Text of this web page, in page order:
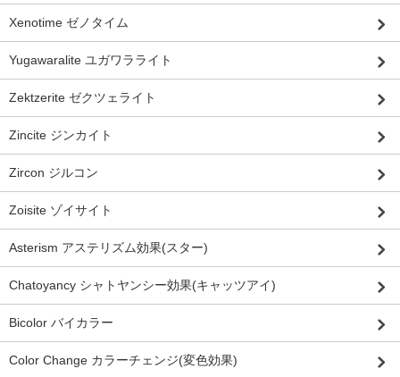
Xenotime ゼノタイム
Yugawaralite ユガワラライト
Zektzerite ゼクツェライト
Zincite ジンカイト
Zircon ジルコン
Zoisite ゾイサイト
Asterism アステリズム効果(スター)
Chatoyancy シャトヤンシー効果(キャッツアイ)
Bicolor バイカラー
Color Change カラーチェンジ(変色効果)